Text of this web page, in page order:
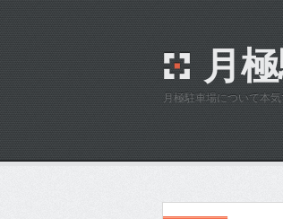
月
月極駐車場について本気